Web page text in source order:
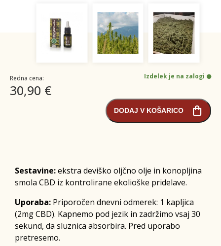
Redna cena:
30,90 €
Izdelek je na zalogi
DODAJ V KOŠARICO
Sestavine:ekstra deviško oljčno olje in konopljina
smola CBD iz kontrolirane ekolioške pridelave.
Uporaba: Priporočen dnevni odmerek: 1 kapljica
(2mg CBD). Kapnemo pod jezik in zadržimo vsaj 30
sekund, da sluznica absorbira. Pred uporabo
pretresemo.